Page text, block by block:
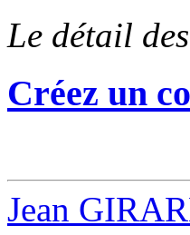
Le détail
Créez un
Jean